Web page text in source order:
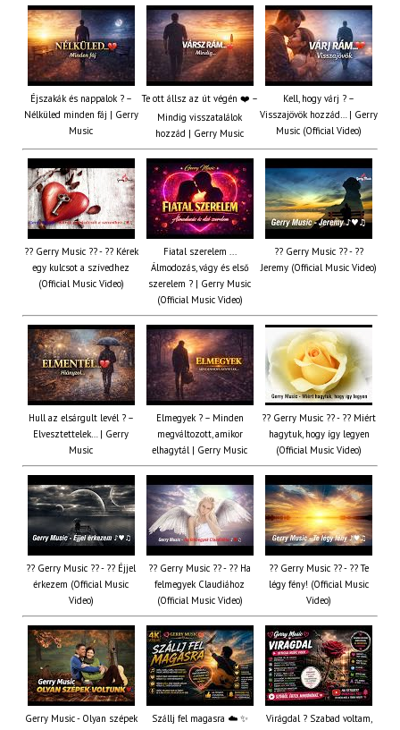
Éjszakák és nappalok ? –
Nélküled minden fáj | Gerry
Music
Te ott állsz az út végén ❤️ –
Mindig visszatalálok
hozzád | Gerry Music
Kell, hogy várj ? –
Visszajövök hozzád… | Gerry
Music (Official Video)
?? Gerry Music ?? - ?? Kérek
egy kulcsot a szívedhez
(Official Music Video)
Fiatal szerelem ...
Álmodozás, vágy és első
szerelem ? | Gerry Music
(Official Music Video)
?? Gerry Music ?? - ??
Jeremy (Official Music Video)
Hull az elsárgult levél ? –
Elvesztettelek… | Gerry
Music
Elmegyek ? – Minden
megváltozott, amikor
elhagytál | Gerry Music
?? Gerry Music ?? - ?? Miért
hagytuk, hogy így legyen
(Official Music Video)
?? Gerry Music ?? - ?? Éjjel
érkezem (Official Music
Video)
?? Gerry Music ?? - ?? Ha
felmegyek Claudiához
(Official Music Video)
?? Gerry Music ?? - ?? Te
légy fény! (Official Music
Video)
Gerry Music - Olyan szépek
Szállj fel magasra ☁️ ✨
Virágdal ? Szabad voltam,